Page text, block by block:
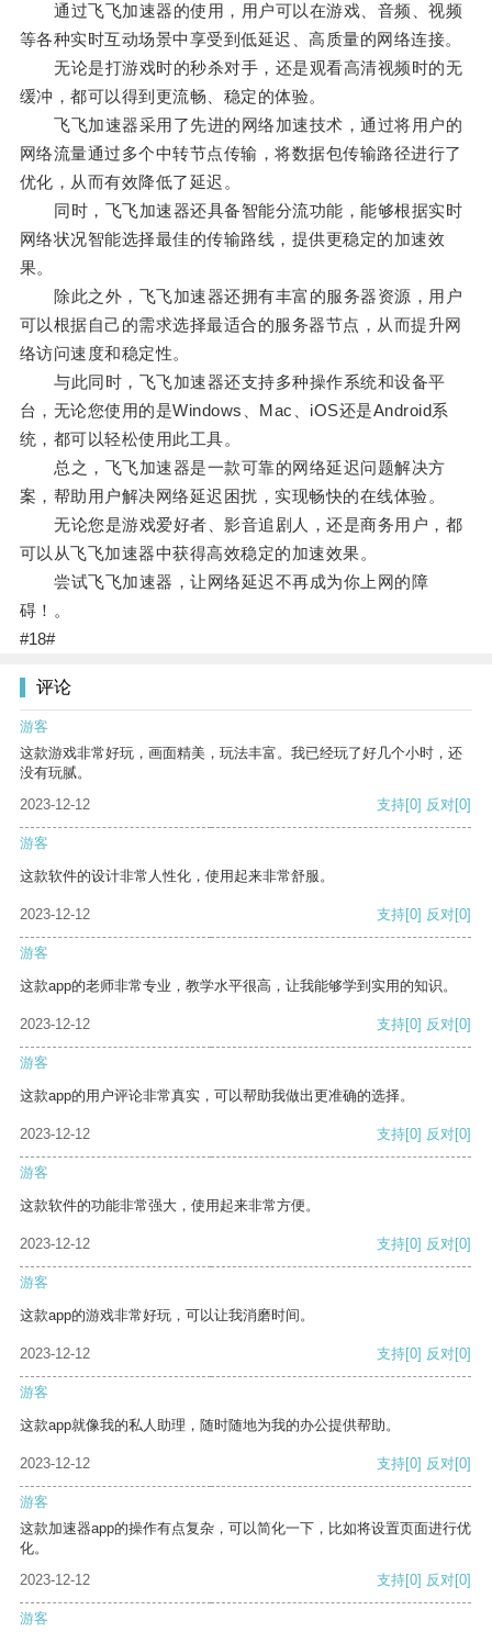
通过飞飞加速器的使用，用户可以在游戏、音频、视频
等各种实时互动场景中享受到低延迟、高质量的网络连接。
无论是打游戏时的秒杀对手，还是观看高清视频时的无
缓冲，都可以得到更流畅、稳定的体验。
飞飞加速器采用了先进的网络加速技术，通过将用户的
网络流量通过多个中转节点传输，将数据包传输路径进行了
优化，从而有效降低了延迟。
同时，飞飞加速器还具备智能分流功能，能够根据实时
网络状况智能选择最佳的传输路线，提供更稳定的加速效
果。
除此之外，飞飞加速器还拥有丰富的服务器资源，用户
可以根据自己的需求选择最适合的服务器节点，从而提升网
络访问速度和稳定性。
与此同时，飞飞加速器还支持多种操作系统和设备平
台，无论您使用的是Windows、Mac、iOS还是Android系
统，都可以轻松使用此工具。
总之，飞飞加速器是一款可靠的网络延迟问题解决方
案，帮助用户解决网络延迟困扰，实现畅快的在线体验。
无论您是游戏爱好者、影音追剧人，还是商务用户，都
可以从飞飞加速器中获得高效稳定的加速效果。
尝试飞飞加速器，让网络延迟不再成为你上网的障
碍！。
#18#
评论
游客
这款游戏非常好玩，画面精美，玩法丰富。我已经玩了好几个小时，还
没有玩腻。
2023-12-12
支持[0] 反对[0]
游客
这款软件的设计非常人性化，使用起来非常舒服。
2023-12-12 支持[0] 反对[0]
游客
这款app的老师非常专业，教学水平很高，让我能够学到实用的知识。
2023-12-12 支持[0] 反对[0]
游客
这款app的用户评论非常真实，可以帮助我做出更准确的选择。
2023-12-12 支持[0] 反对[0]
游客
这款软件的功能非常强大，使用起来非常方便。
2023-12-12 支持[0] 反对[0]
游客
这款app的游戏非常好玩，可以让我消磨时间。
2023-12-12 支持[0] 反对[0]
游客
这款app就像我的私人助理，随时随地为我的办公提供帮助。
2023-12-12 支持[0] 反对[0]
游客
这款加速器app的操作有点复杂，可以简化一下，比如将设置页面进行优
化。
2023-12-12
支持[0] 反对[0]
游客